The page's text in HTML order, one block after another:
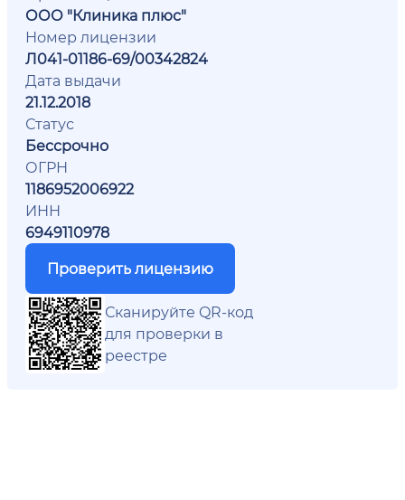
ООО "Клиника плюс"
Номер лицензии
Л041-01186-69/00342824
Дата выдачи
21.12.2018
Статус
Бессрочно
ОГРН
1186952006922
ИНН
6949110978
Проверить лицензию
Сканируйте QR-код
для проверки в
реестре